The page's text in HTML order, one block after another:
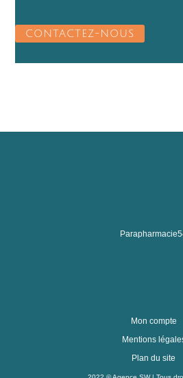
CONTACTEZ-NOUS
Mon compte
Mentions
Plan du site